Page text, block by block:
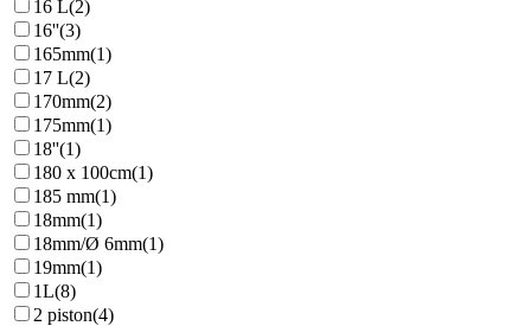
16 L(2)
16''(3)
165mm(1)
17 L(2)
170mm(2)
175mm(1)
18''(1)
180 x 100cm(1)
185 mm(1)
18mm(1)
18mm/Ø 6mm(1)
19mm(1)
1L(8)
2 piston(4)